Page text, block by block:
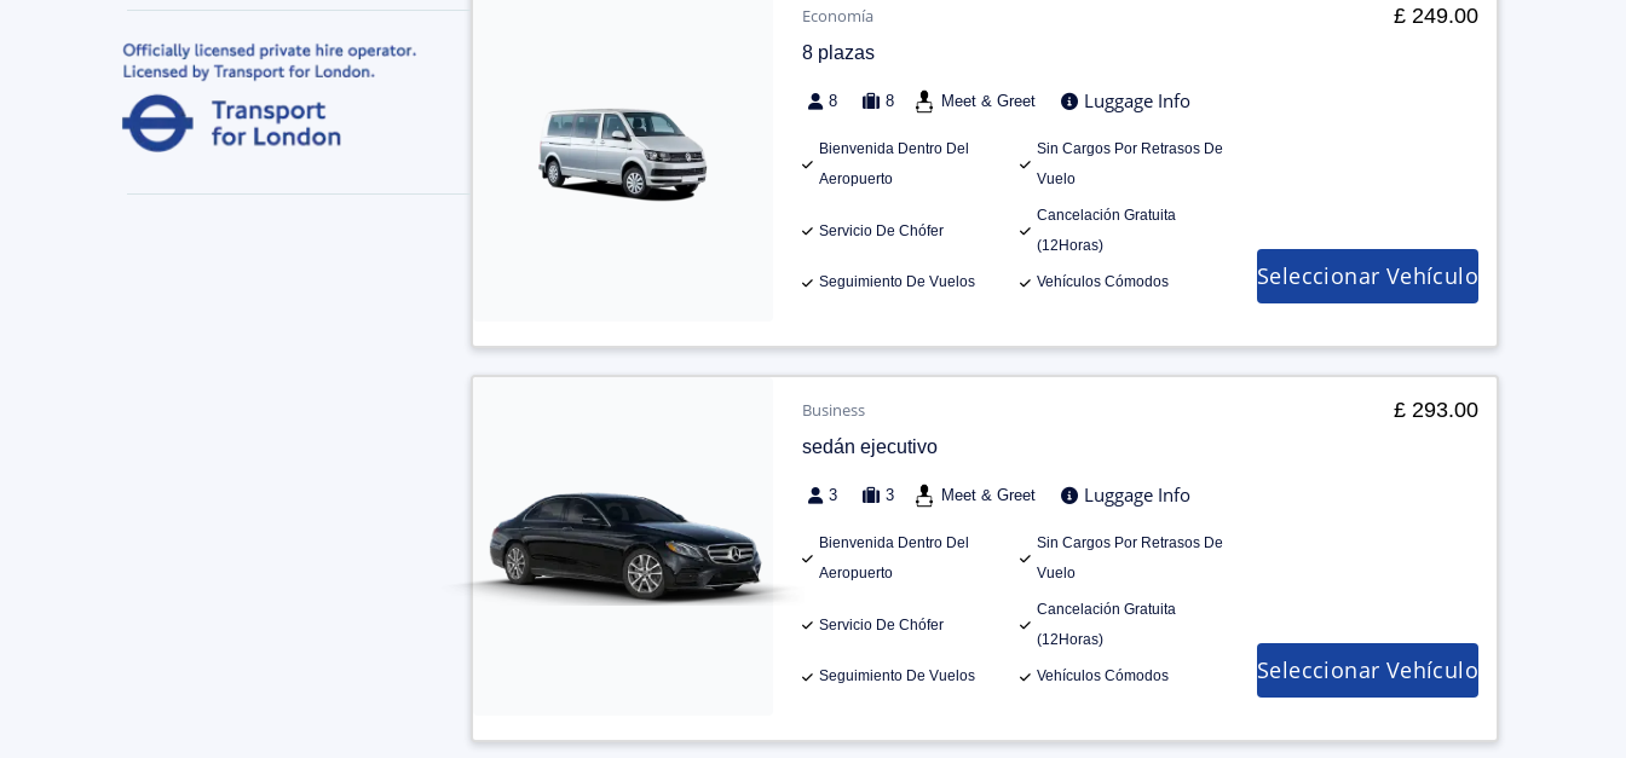
Economía
8 plazas
8 8 Meet & Greet Luggage Info
Bienvenida Dentro Del
Aeropuerto
Sin Cargos Por Retrasos De
Vuelo
Servicio De Chófer
Cancelación Gratuita
(12Horas)
Seguimiento De Vuelos Vehículos Cómodos
£ 249.00
Seleccionar Vehículo
Business
sedán ejecutivo
3 3 Meet & Greet Luggage Info
Bienvenida Dentro Del
Aeropuerto
Sin Cargos Por Retrasos De
Vuelo
Servicio De Chófer
Cancelación Gratuita
(12Horas)
Seguimiento De Vuelos Vehículos Cómodos
£ 293.00
Seleccionar Vehículo